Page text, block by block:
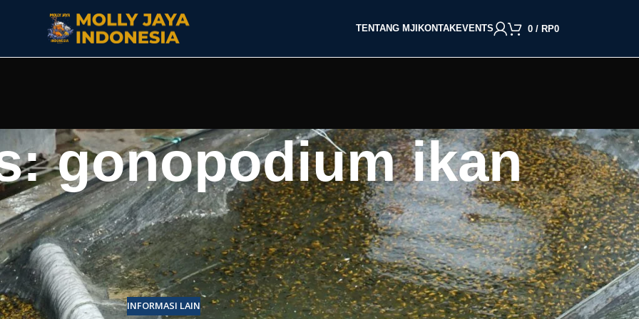
TENTANG MJI KONTAKEVENTS 0 / RP0
gonopodium ikan
INFORMASI LAIN
BACA BERDASARKAN JENIS IKAN